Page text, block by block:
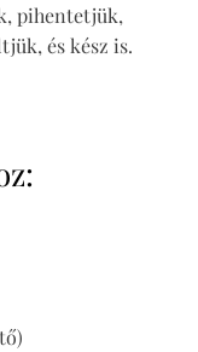
pihentetjük,
és kész is.